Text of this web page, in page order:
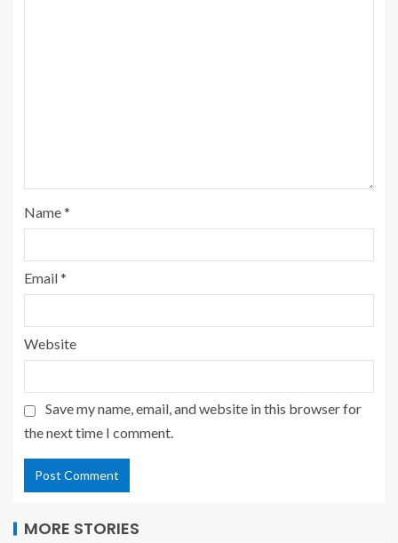
Name*
Email*
Website
Save my name, email, and website in this browser for
the next time I comment.
MORE STORIES